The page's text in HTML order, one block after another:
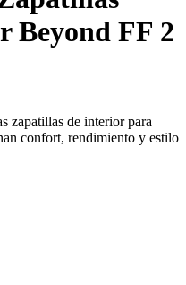
Beyond FF 2
zapatillas de interior para
confort, rendimiento y estilo